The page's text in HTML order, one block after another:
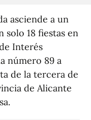
asciende a un
solo 18 fiestas en
Interés
número 89 a
de la tercera de
de Alicante